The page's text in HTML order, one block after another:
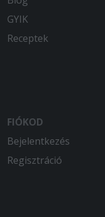
GYIK
Receptek
FIÓKOD
Bejelentkezés
Regisztráció